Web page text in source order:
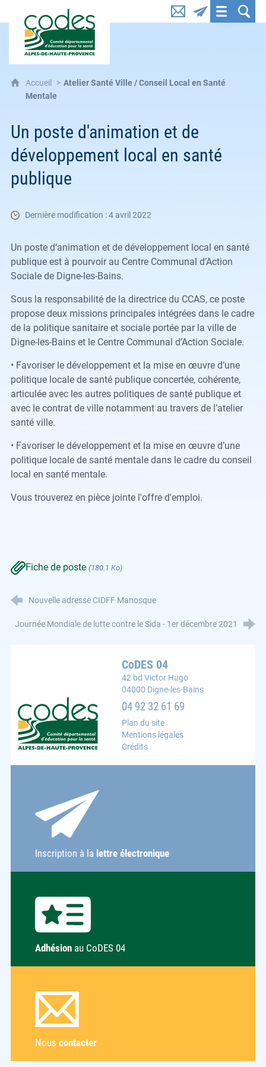
CoDES 04 : Comité départemental d'éducation
Accueil
Atelier Santé Ville / Conseil Local en Santé
Mentale
Un poste d'animation et de
développement local en santé
publique
Dernière modification : 4 avril 2022
Un poste d’animation et de développement local en santé
publique est à pourvoir au Centre Communal d’Action
Sociale de Digne-les-Bains.
Sous la responsabilité de la directrice du CCAS, ce poste
propose deux missions principales intégrées dans le cadre
de la politique sanitaire et sociale portée par la ville de
Digne-les-Bains et le Centre Communal d’Action Sociale.
• Favoriser le développement et la mise en œuvre d’une
politique locale de santé publique concertée, cohérente,
articulée avec les autres politiques de santé publique et
avec le contrat de ville notamment au travers de l’atelier
santé ville.
• Favoriser le développement et la mise en œuvre d’une
politique locale de santé mentale dans le cadre du conseil
local en santé mentale.
Vous trouverez en pièce jointe l'offre d'emploi.
Fiche de poste (180.1 Ko)
Nouvelle adresse CIDFF Manosque
Journée Mondiale de lutte contre le Sida - 1er décembre 2021
CoDES 04 : Comité départemental d'éducation pour la
CoDES 04
42 bd Victor Hugo
04000 Digne-les-Bains
04 92 32 61 69
Plan du site
Mentions légales
Crédits
Inscription à la lettre électronique
Adhésion au CoDES 04
Nouscontacter